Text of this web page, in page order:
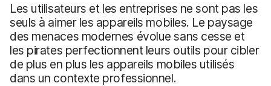
Les utilisateurs et les entreprises ne sont pas les
seuls à aimer les appareils mobiles. Le paysage
des menaces modernes évolue sans cesse et
les pirates perfectionnent leurs outils pour cibler
de plus en plus les appareils mobiles utilisés
dans un contexte professionnel.